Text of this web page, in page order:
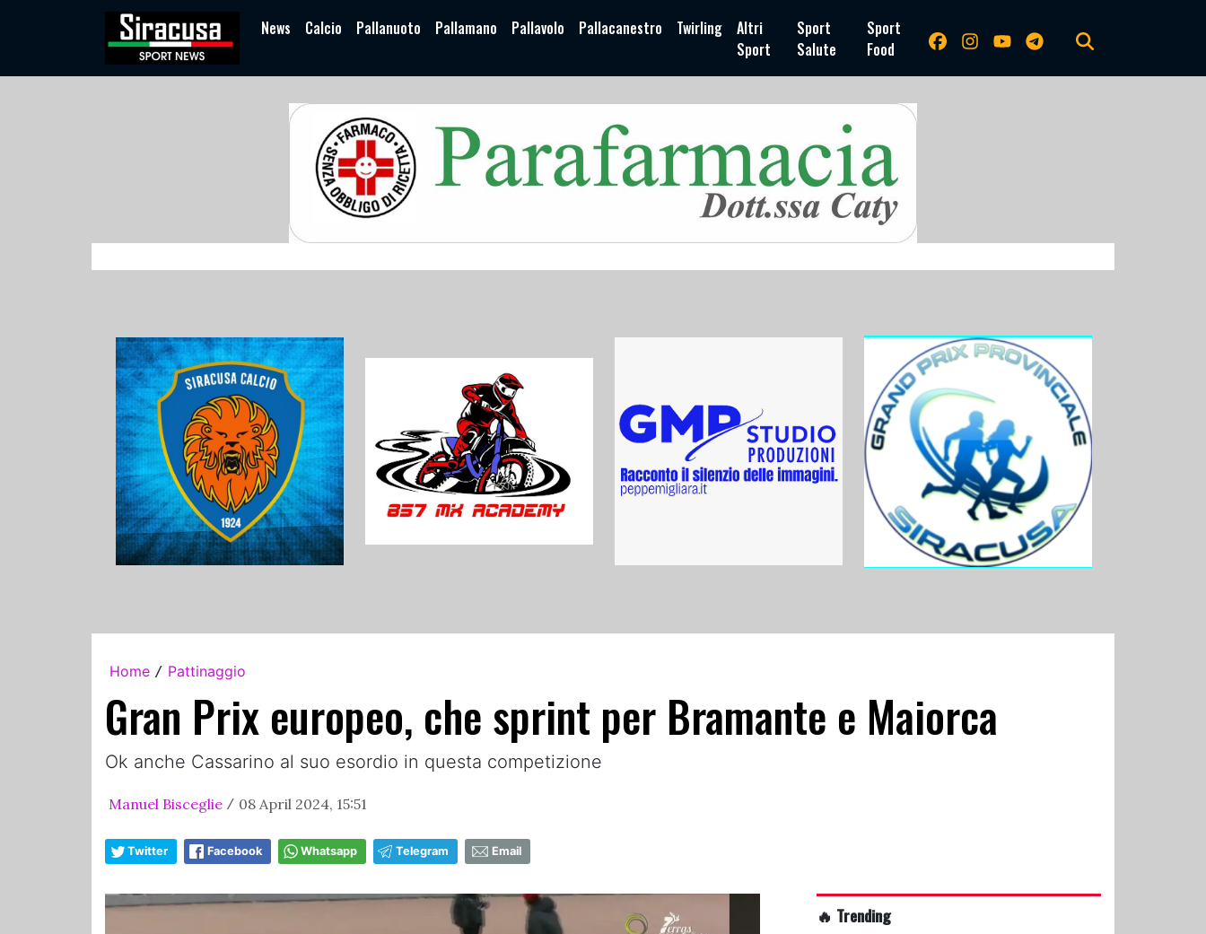
News Calcio Pallanuoto Pallamano Pallavolo Pallacanestro Twirling
Altri
Sport
Sport
Salute
Sport
Food
Home / Pattinaggio
Gran Prix europeo, che sprint per Bramante e Maiorca
Ok anche Cassarino al suo esordio in questa competizione
Manuel Bisceglie / 08 April 2024, 15:51
Twitter Facebook Whatsapp Telegram Email
🔥 Trending